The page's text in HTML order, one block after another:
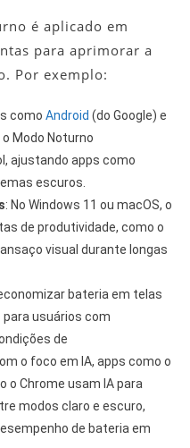
é aplicado em
para aprimorar a
Por exemplo:
como Android (do Google) e
Modo Noturno
ajustando apps como
escuros.
: No Windows 11 ou macOS, o
de produtividade, como o
visual durante longas
bateria em telas
para usuários com
de
o foco em IA, apps como o
o Chrome usam IA para
modos claro e escuro,
de bateria em